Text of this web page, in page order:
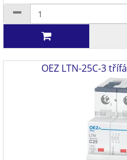
OEZ LTN-25C-3